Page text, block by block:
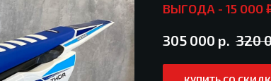
ВЫГОДА - 15 000
305 000 р. 320